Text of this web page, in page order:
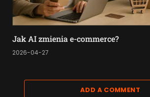
Jak AI zmienia e-commerce?
2026-04-27
ADD A COMMENT